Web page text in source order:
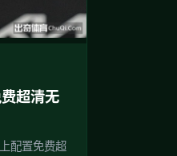
超清无
配置免费超